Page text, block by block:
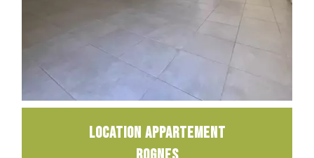
Location Appartement